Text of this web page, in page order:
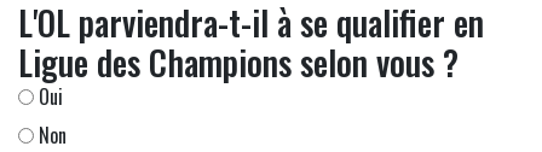
L'OL parviendra-t-il à se qualifier en
Ligue des Champions selon vous ?
Oui
Non